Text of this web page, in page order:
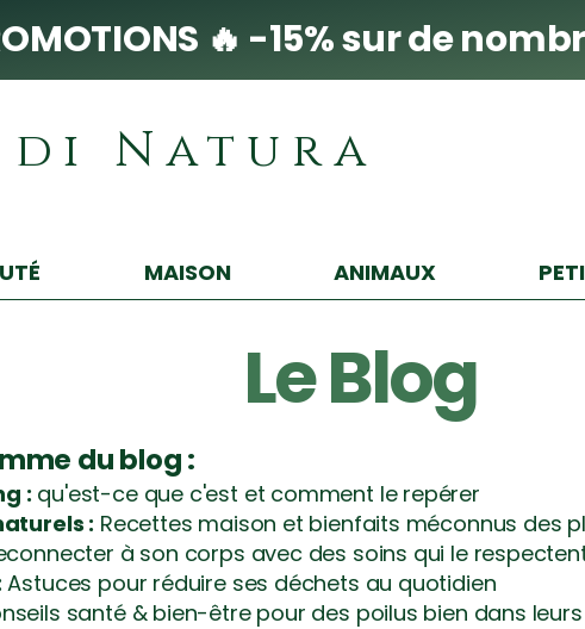
🔥 -15% sur de
Natura
MAISON ANIMAUX
Le Blog
du blog :
: qu'est-ce que c'est et comment le repérer
: Recettes maison et bienfaits méconnus des
à son corps avec des soins qui le
Astuces pour réduire ses déchets au quotidien
santé & bien-être pour des poilus bien dans